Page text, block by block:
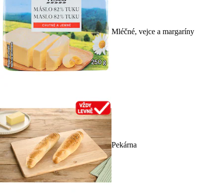
Mléčné, vejce a margaríny
Pekárna